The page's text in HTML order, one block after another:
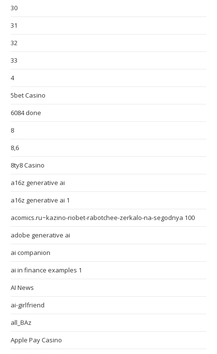
30
31
32
33
4
5bet Casino
6084 done
8
8,6
8ty8 Casino
a16z generative ai
a16z generative ai 1
acomics.ru~kazino-riobet-rabotchee-zerkalo-na-segodnya 100
adobe generative ai
ai companion
ai in finance examples 1
AI News
ai-girlfriend
all_BAz
Apple Pay Casino